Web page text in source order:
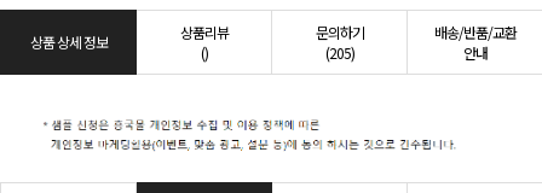
상품 상세 정보
상품리뷰
()
문의하기
(205)
배송/반품/교환
안내